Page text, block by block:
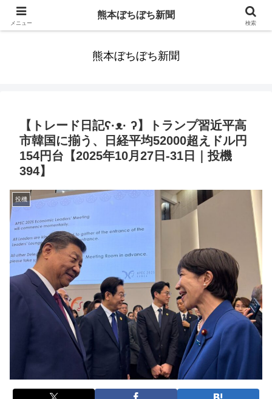
みんなまだ気づかずすごしていたんだわ。ずっといっしょに歩いてゆけるっ
熊本ぼちぼち新聞
【トレード日記ʕ·ᴥ· ʔ】トランプ習近平高
市韓国に揃う、日経平均52000超えドル円
154円台【2025年10月27日-31日｜投機
394】
投機
メニュー
熊本ぼちぼち新聞
検索